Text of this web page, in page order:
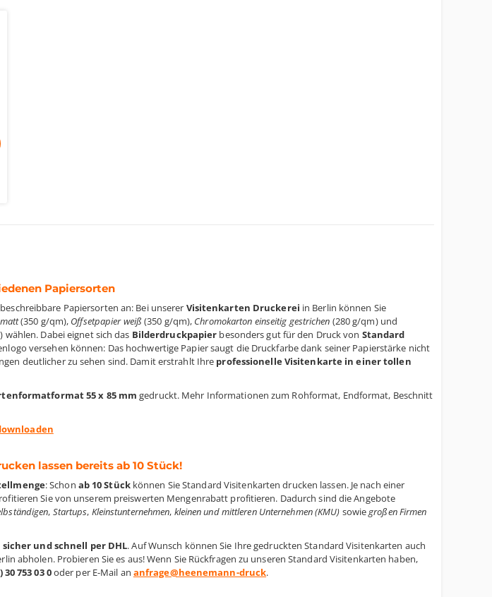
Papiersorten
Papiersorten an: Bei unserer Visitenkarten Druckerei in Berlin können Sie
(350 g/qm), Offsetpapier weiß (350 g/qm), Chromokarton einseitig gestrichen (280 g/qm) und
wählen. Dabei eignet sich das Bilderdruckpapier besonders gut für den Druck von Standard
versehen können: Das hochwertige Papier saugt die Druckfarbe dank seiner Papierstärke nicht
deutlicher zu sehen sind. Damit erstrahlt Ihre professionelle Visitenkarte in einer tollen
55 x 85 mm gedruckt. Mehr Informationen zum Rohformat, Endformat, Beschnitt
lassen bereits ab 10 Stück!
: Schon ab 10 Stückkönnen Sie Standard Visitenkarten drucken lassen. Je nach einer
Sie von unserem preiswerten Mengenrabatt profitieren. Dadurch sind die Angebote
, Startups, Kleinstunternehmen, kleinen und mittleren Unternehmen (KMU) sowiegroßen Firmen
sicher und schnell per DHL. Auf Wunsch können Sie Ihre gedruckten Standard Visitenkarten auch
abholen. Probieren Sie es aus! Wenn Sie Rückfragen zu unseren Standard Visitenkarten haben,
30 753 03 0oder per E-Mail an anfrage@heenemann-druck.